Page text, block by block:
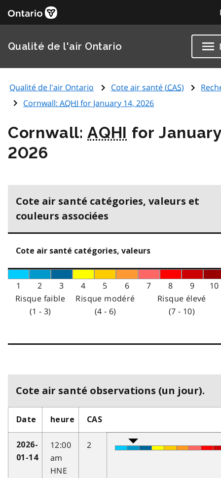
Qualité de l'air Ontario
Qualité de l'air Ontario Cote air santé (CAS)
Cornwall:AQHI for January 14, 2026
Cornwall:AQHI for
2026
Cote air santé catégories, valeurs et
couleurs associées
Cote air santé catégories, valeurs
1 2 3 4 5 6 7 8 9
10
Risque faible
(1 - 3)
Risque modéré
(4 - 6)
Risque élevé
(7 - 10)
Cote air santé observations (un jour).
Date heure CAS
2026-
01-14
12:00
am
HNE
2